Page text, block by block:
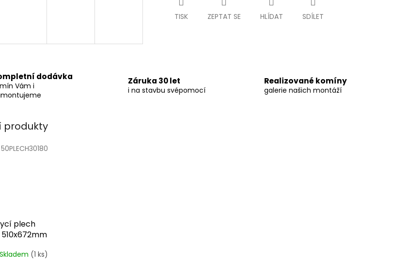
TISK ZEPTAT SE HLÍDAT SDÍLET
dodávka
Vám i
Záruka 30 let
i na stavbu svépomocí
Realizované komíny
galerie našich montáží
produkty
plech
Skladem (1 ks)
50PLECH30180